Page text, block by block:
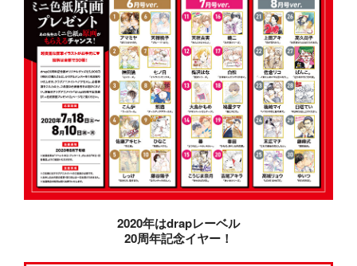
2020年はdrapレーベル
20周年記念イヤー！